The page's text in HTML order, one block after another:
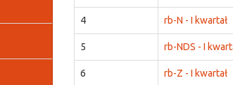
4 rb-N - I kwartał
5 rb-NDS - I
6 rb-Z - I kwartał